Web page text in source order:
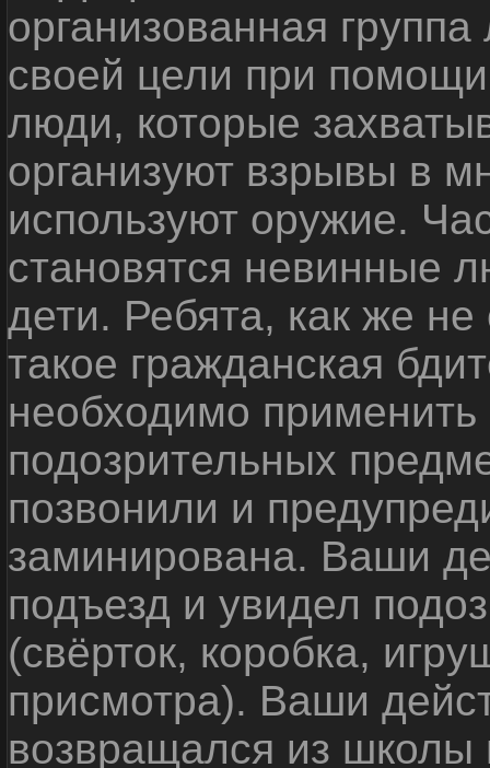
организованная
своей цели при
люди, которые
организуют взрывы в
используют оружие.
становятся невинные
дети. Ребята, как же не
такое гражданская
необходимо
подозрительных
позвонили и
заминирована. Ваши
подъезд и увидел
(свёрток, коробка,
присмотра). Ваши
возвращался из школы